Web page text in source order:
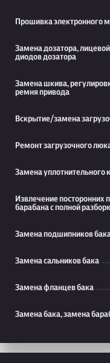
Прошивка электронного
Замена дозатора,
диодов дозатора
Замена шкива,
ремня привода
Вскрытие/замена
Ремонт загрузочного
Замена уплотнительного
Извлечение посторонних
барабана с полной
Замена подшипников
Замена сальников бака
Замена фланцев бака
Замена бака, замена